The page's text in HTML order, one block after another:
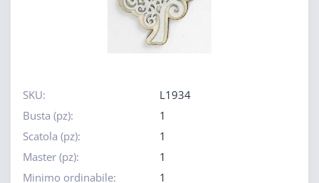
SKU:
L1934
Busta (pz):
1
Scatola (pz):
1
Master (pz):
1
Minimo ordinabile:
1